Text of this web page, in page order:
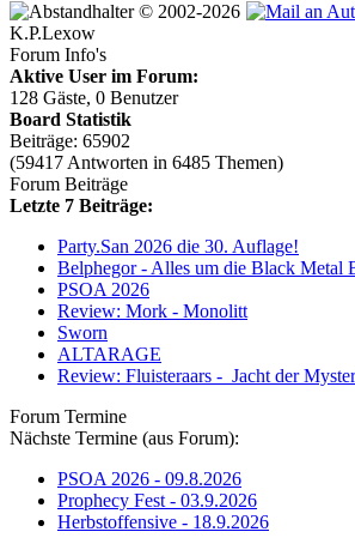
© 2002-2026
K.P.Lexow
Forum Info's
Aktive User im Forum:
128 Gäste, 0 Benutzer
Board Statistik
Beiträge: 65902
(59417 Antworten in 6485 Themen)
Forum Beiträge
Letzte 7 Beiträge:
Party.San 2026 die 30. Auflage!
Belphegor - Alles um die Black Metal
PSOA 2026
Review: Mork - Monolitt
Sworn
ALTARAGE
Review: Fluisteraars - Jacht der
Forum Termine
Nächste Termine (aus Forum):
PSOA 2026 - 09.8.2026
Prophecy Fest - 03.9.2026
Herbstoffensive - 18.9.2026